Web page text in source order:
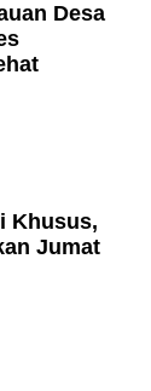
Desa
Khusus,
Jumat